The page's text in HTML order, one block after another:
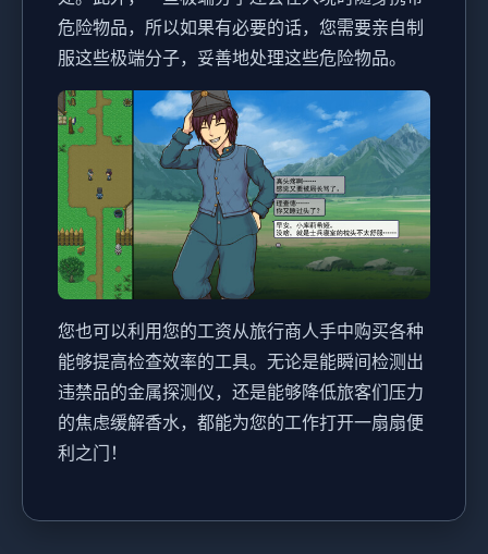
危险物品，所以如果有必要的话，您需要亲自制
服这些极端分子，妥善地处理这些危险物品。
您也可以利用您的工资从旅行商人手中购买各种
能够提高检查效率的工具。无论是能瞬间检测出
违禁品的金属探测仪，还是能够降低旅客们压力
的焦虑缓解香水，都能为您的工作打开一扇扇便
利之门！